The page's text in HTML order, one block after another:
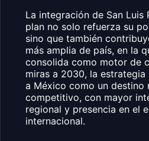
La integración de San Luis
plan no solo refuerza su
sino que también
más amplia de país, en la
consolida como motor de
miras a 2030, la
a México como un destino
competitivo, con mayor
regional y presencia en el
internacional.